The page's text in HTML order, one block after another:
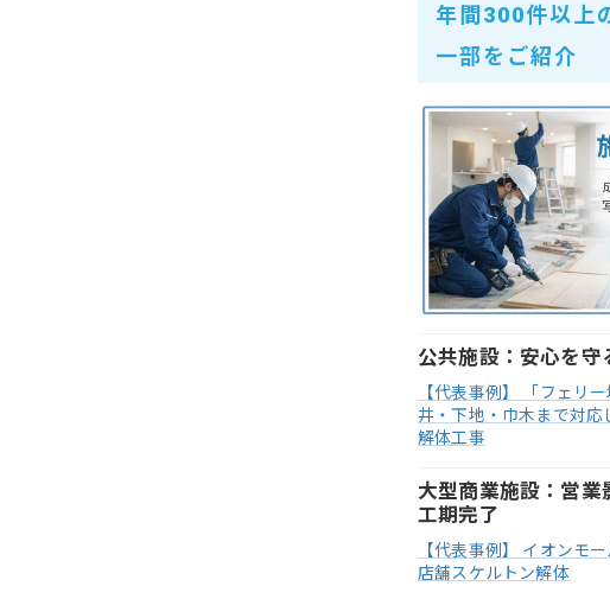
年間300件以上
一部をご紹介
公共施設：安心を守
【代表事例】 「フェリ
井・下地・巾木まで対応
解体工事
大型商業施設：営業
工期完了
【代表事例】 イオンモ
店舗スケルトン解体